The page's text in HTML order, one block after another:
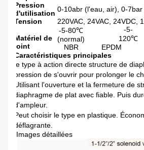
Pression
d'utilisation 0-10abr (l'eau, air), 0-7bar
Tension
220VAC, 24VAC, 24VDC,
Matériel de
joint
-5-80℃
(normal)
-5-
120℃
NBR
EPDM
Caractéristiques principales
le type à action directe structure de
pression de s'ouvrir pour prolonger le
Utilisant l'ouverture et la fermeture de
diaphragme de plat avec fiable. Puis
d'ampleur.
Peut choisir le type en plastique.
déflagrante.
Images détaillées